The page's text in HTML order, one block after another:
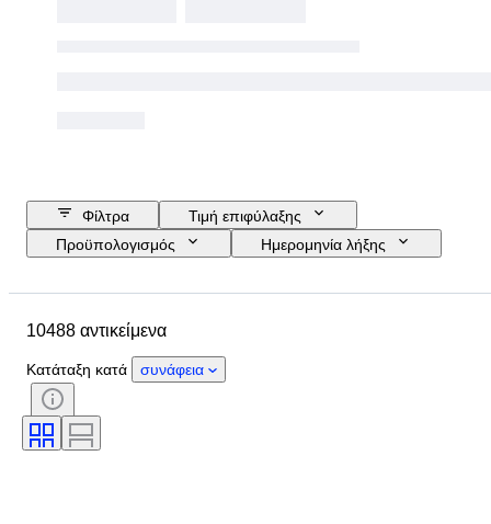
Φίλτρα
Τιμή επιφύλαξης
Προϋπολογισμός
Ημερομηνία λήξης
Λουράκι ρολογιού - μήκος
Country of origin
Φύλο
Κατάσταση
Πιστοποίηση
Γλώσσα
10488 αντικείμενα
Κατάταξη κατά συνάφεια